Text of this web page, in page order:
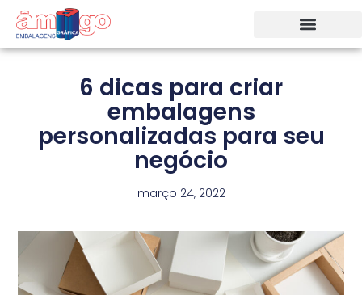
6 dicas para criar
embalagens
personalizadas para seu
negócio
março 24, 2022